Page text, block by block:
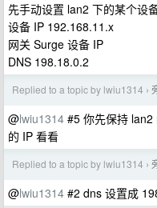
先手动设置 lan2 下的某个设
设备 IP 192.168.11.x
网关 Surge 设备 IP
DNS 198.18.0.2
Replied to a topic by lwiu1314 ›
@lwiu1314 #5 你先保持
的 IP 看看
Replied to a topic by lwiu1314 ›
@lwiu1314 #2 dns 设置成